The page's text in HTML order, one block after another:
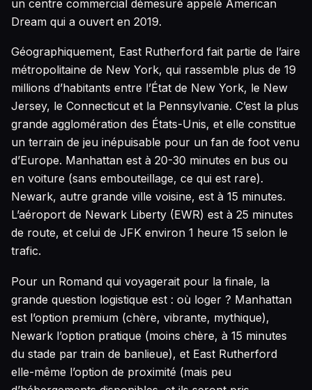
un centre commercial démesuré appelé American
Dream qui a ouvert en 2019.
Géographiquement, East Rutherford fait partie de l’aire
métropolitaine de New York, qui rassemble plus de 19
millions d’habitants entre l’État de New York, le New
Jersey, le Connecticut et la Pennsylvanie. C’est la plus
grande agglomération des États-Unis, et elle constitue
un terrain de jeu inépuisable pour un fan de foot venu
d’Europe. Manhattan est à 20-30 minutes en bus ou
en voiture (sans embouteillage, ce qui est rare).
Newark, autre grande ville voisine, est à 15 minutes.
L’aéroport de Newark Liberty (EWR) est à 25 minutes
de route, et celui de JFK environ 1 heure 15 selon le
trafic.
Pour un Romand qui voyagerait pour la finale, la
grande question logistique est : où loger ? Manhattan
est l’option premium (chère, vibrante, mythique),
Newark l’option pratique (moins chère, à 15 minutes
du stade par train de banlieue), et East Rutherford
elle-même l’option de proximité (mais peu